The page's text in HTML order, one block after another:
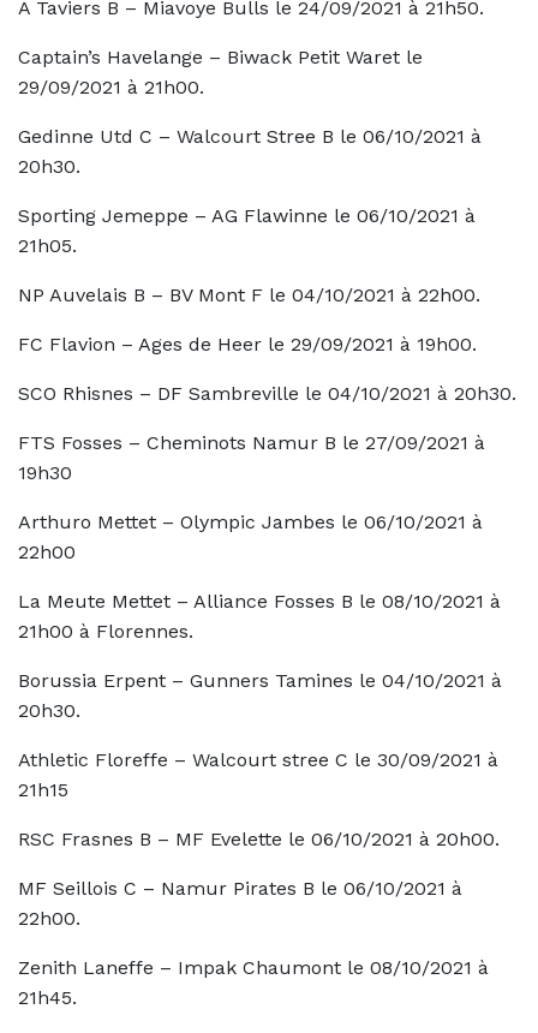
A Taviers B – Miavoye Bulls le 24/09/2021 à 21h50.
Captain’s Havelange – Biwack Petit Waret le
29/09/2021 à 21h00.
Gedinne Utd C – Walcourt Stree B le 06/10/2021 à
20h30.
Sporting Jemeppe – AG Flawinne le 06/10/2021 à
21h05.
NP Auvelais B – BV Mont F le 04/10/2021 à 22h00.
FC Flavion – Ages de Heer le 29/09/2021 à 19h00.
SCO Rhisnes – DF Sambreville le 04/10/2021 à 20h30.
FTS Fosses – Cheminots Namur B le 27/09/2021 à
19h30
Arthuro Mettet – Olympic Jambes le 06/10/2021 à
22h00
La Meute Mettet – Alliance Fosses B le 08/10/2021 à
21h00 à Florennes.
Borussia Erpent – Gunners Tamines le 04/10/2021 à
20h30.
Athletic Floreffe – Walcourt stree C le 30/09/2021 à
21h15
RSC Frasnes B – MF Evelette le 06/10/2021 à 20h00.
MF Seillois C – Namur Pirates B le 06/10/2021 à
22h00.
Zenith Laneffe – Impak Chaumont le 08/10/2021 à
21h45.